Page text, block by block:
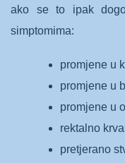
ako se to ipak
simptomima:
promjene u
promjene u
promjene u
rektalno
pretjerano